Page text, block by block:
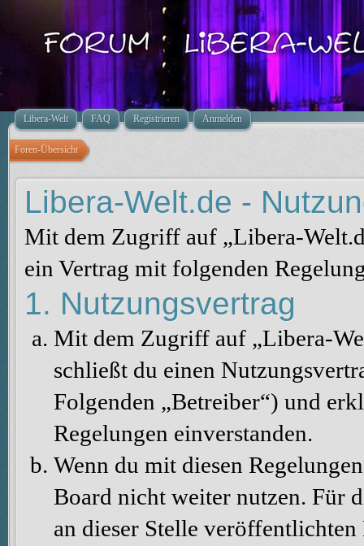
Libera-Welt FAQ Registrieren Anmelden
Foren-Übersicht
Libera-Welt.de -
Mit dem Zugriff auf „Libera-
ein Vertrag mit folgenden
1. Nutzungsvertrag
Mit dem Zugriff auf „Libera-
schließt du einen
Folgenden „Betreiber“) und
Regelungen einverstanden.
Wenn du mit diesen
Board nicht weiter nutzen. Für
an dieser Stelle veröffentlichten